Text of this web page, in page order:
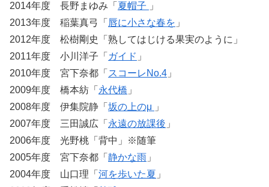
2014年度 長野まゆみ「 夏帽子
」
2013年度 稲葉真弓「 唇に小さな春を 」
2012年度 松樹剛史「熟してはじける果実のように」
2011年度 小川洋子「 ガイド 」
2010年度 宮下奈都「 スコーレNo.4 」
2009年度 橋本紡「 永代橋 」
2008年度 伊集院静「 坂の上のμ
」
2007年度 三田誠広「 永遠の放課後 」
2006年度 光野桃「背中」※随筆
2005年度 宮下奈都「 静かな雨 」
2004年度 山口理「 河を歩いた夏 」